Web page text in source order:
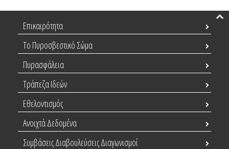
Επικαιρότητα
Το Πυροσβεστικό Σώμα
Πυρασφάλεια
Τράπεζα Ιδεών
Εθελοντισμός
Ανοιχτά Δεδομένα
Συμβάσεις Διαβουλεύσεις Διαγωνισμοί